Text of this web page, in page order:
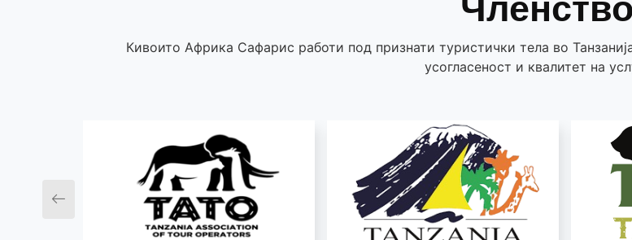
Членство
Кивоито Африка Сафарис работи под признати туристички тела во
усогласеност и квалитет на